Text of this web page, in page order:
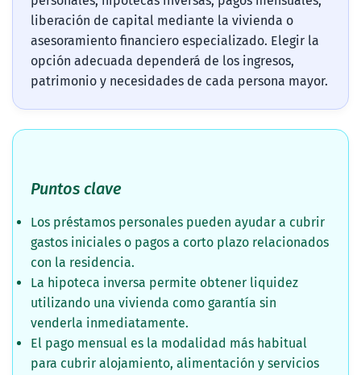
liberación de capital mediante la vivienda o
asesoramiento financiero especializado. Elegir la
opción adecuada dependerá de los ingresos,
patrimonio y necesidades de cada persona mayor.
Puntos clave
Los préstamos personales pueden ayudar a cubrir
gastos iniciales o pagos a corto plazo relacionados
con la residencia.
La hipoteca inversa permite obtener liquidez
utilizando una vivienda como garantía sin
venderla inmediatamente.
El pago mensual es la modalidad más habitual
para cubrir alojamiento, alimentación y servicios